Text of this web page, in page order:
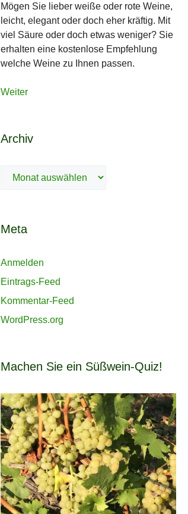
Mögen Sie lieber weiße oder rote Weine,
leicht, elegant oder doch eher kräftig. Mit
viel Säure oder doch etwas weniger? Sie
erhalten eine kostenlose Empfehlung
welche Weine zu Ihnen passen.
Weiter
Archiv
Archiv
Meta
Anmelden
Eintrags-Feed
Kommentar-Feed
WordPress.org
Machen Sie ein Süßwein-Quiz!